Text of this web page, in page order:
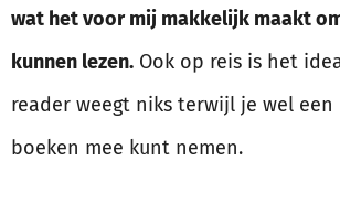
wat het voor mij makkelijk maakt
kunnen lezen. Ook op reis is het
reader weegt niks terwijl je wel een
boeken mee kunt nemen.